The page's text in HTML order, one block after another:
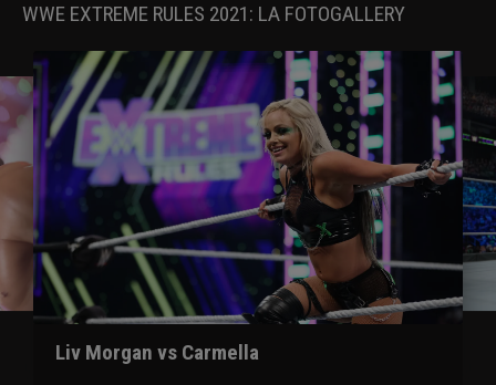
WWE EXTREME RULES 2021: LA FOTOGALLERY
Liv Morgan vs Carmella